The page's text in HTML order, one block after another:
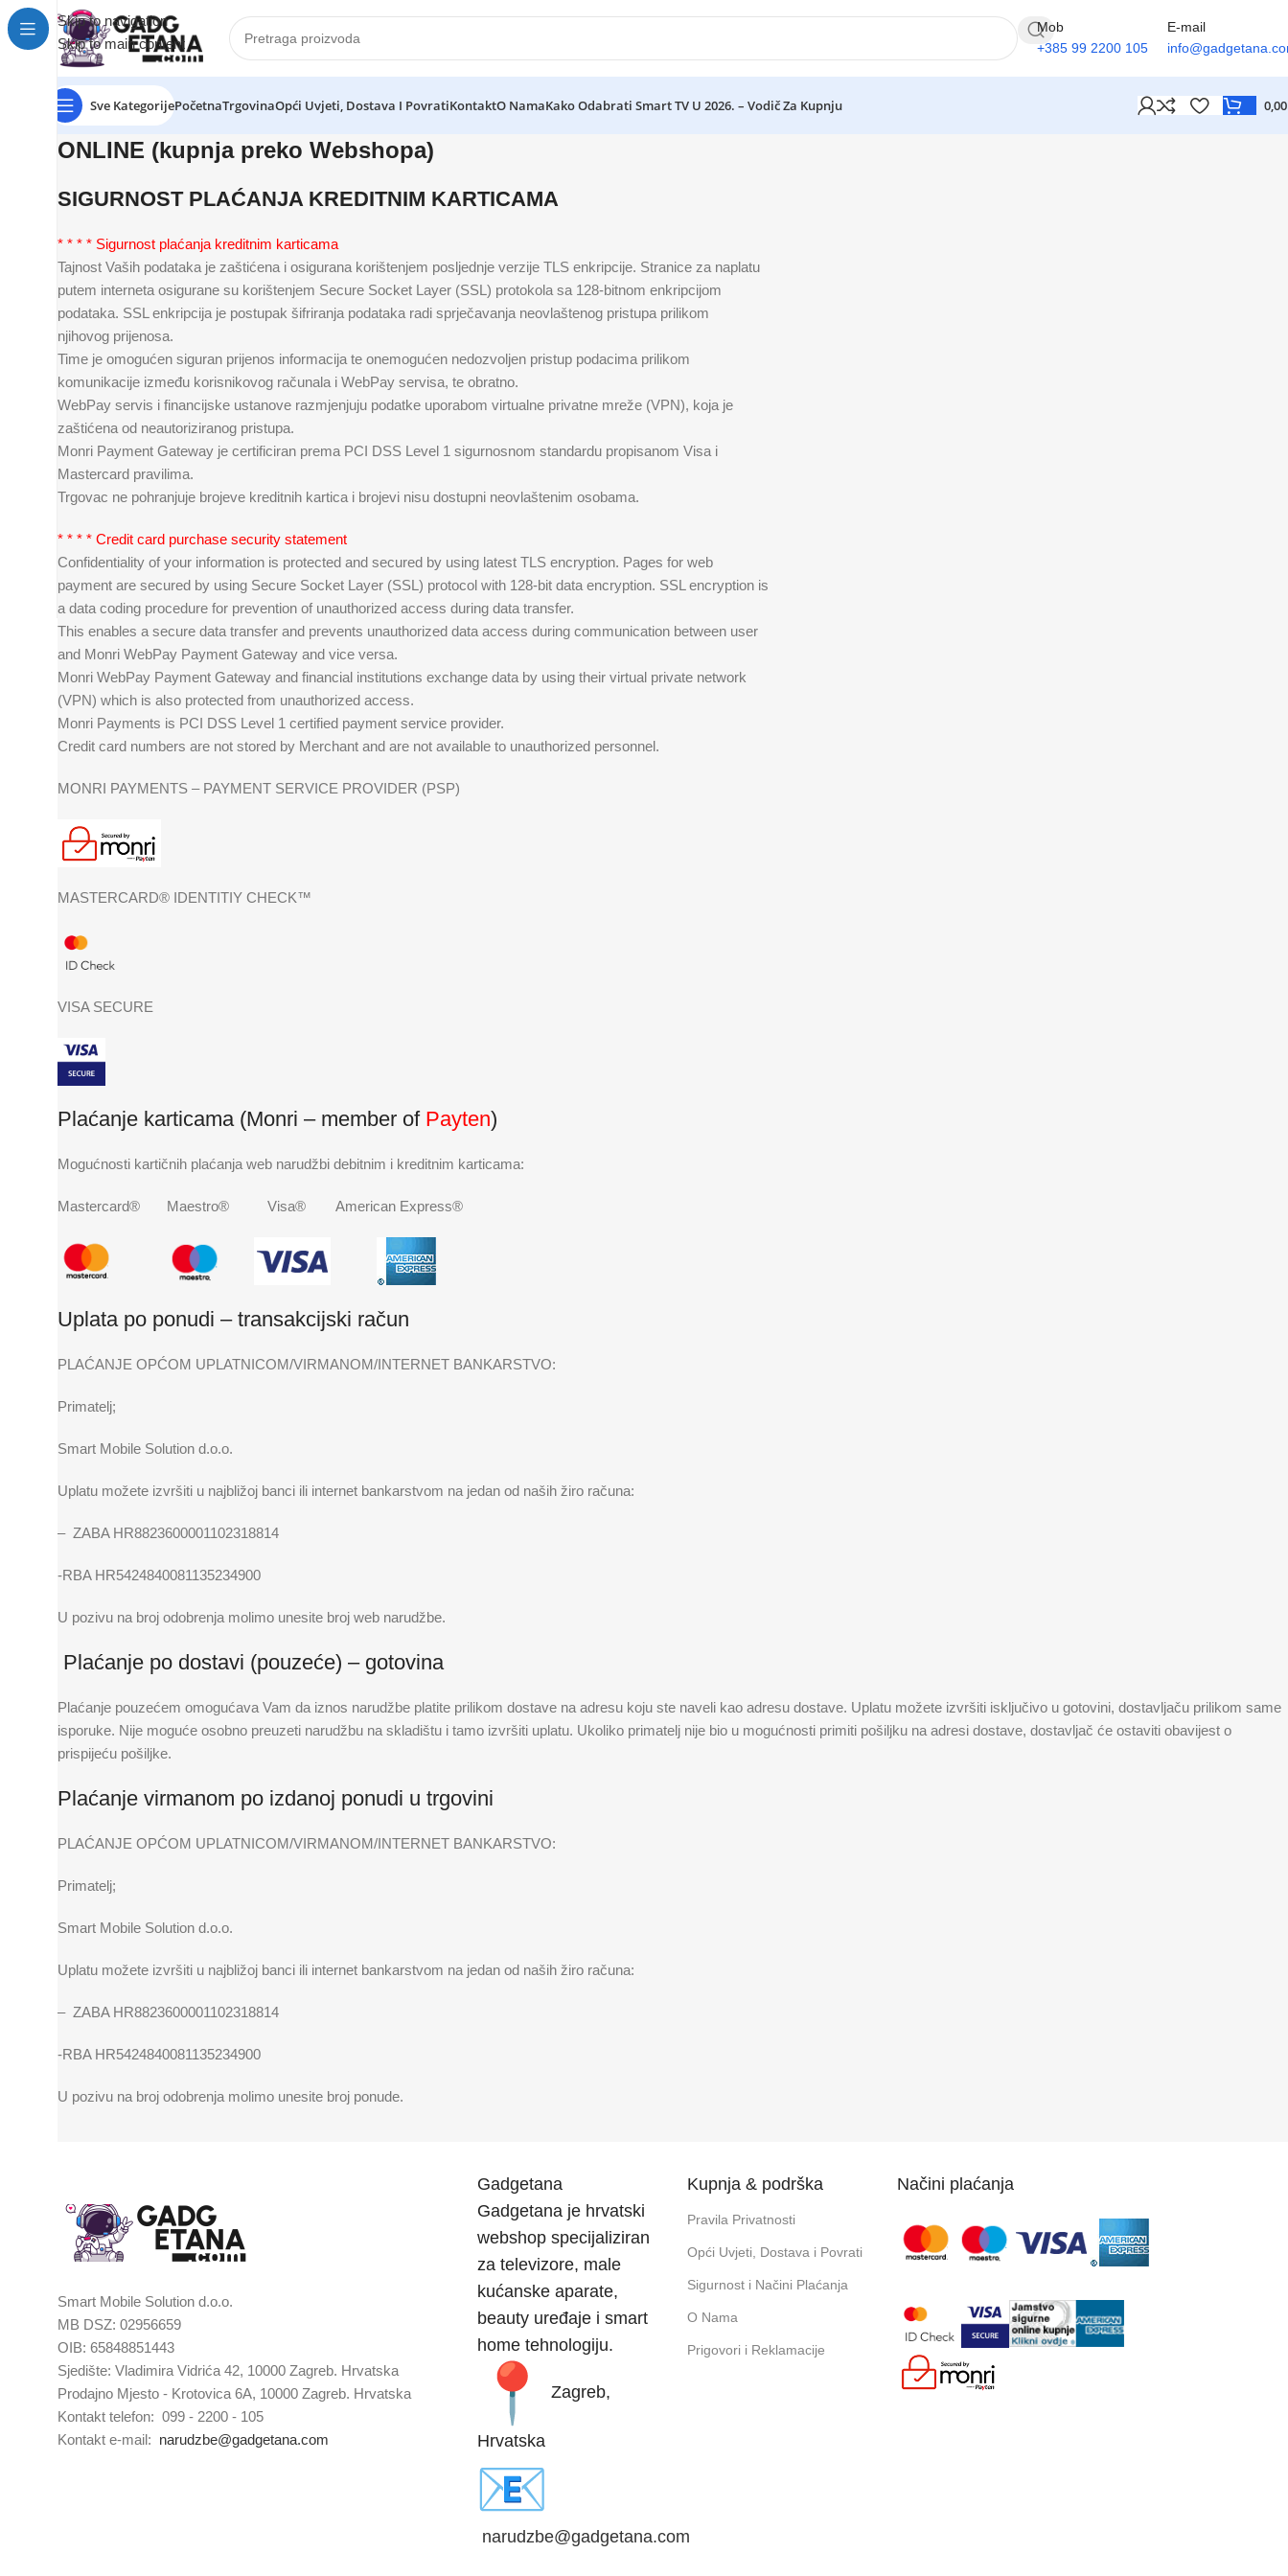
Skip to navigation
Skip to main content
Mob
+385 99 2200 105
E-mail
Sve KategorijePočetnaTrgovinaOpći Uvjeti, Dostava I PovratiKontaktO NamaKako Odabrati Smart TV U 2026. – Vodič Za Kupnju
ONLINE (kupnja preko Webshopa)
SIGURNOST PLAĆANJA KREDITNIM KARTICAMA
* * * * Sigurnost plaćanja kreditnim karticama
Tajnost Vaših podataka je zaštićena i osigurana korištenjem posljednje verzije TLS enkripcije. Stranice za naplatu
putem interneta osigurane su korištenjem Secure Socket Layer (SSL) protokola sa 128-bitnom enkripcijom
podataka. SSL enkripcija je postupak šifriranja podataka radi sprječavanja neovlaštenog pristupa prilikom
njihovog prijenosa.
Time je omogućen siguran prijenos informacija te onemogućen nedozvoljen pristup podacima prilikom
komunikacije između korisnikovog računala i WebPay servisa, te obratno.
WebPay servis i financijske ustanove razmjenjuju podatke uporabom virtualne privatne mreže (VPN), koja je
zaštićena od neautoriziranog pristupa.
Monri Payment Gateway je certificiran prema PCI DSS Level 1 sigurnosnom standardu propisanom Visa i
Mastercard pravilima.
Trgovac ne pohranjuje brojeve kreditnih kartica i brojevi nisu dostupni neovlaštenim osobama.
* * * * Credit card purchase security statement
Confidentiality of your information is protected and secured by using latest TLS encryption. Pages for web
payment are secured by using Secure Socket Layer (SSL) protocol with 128-bit data encryption. SSL encryption is
a data coding procedure for prevention of unauthorized access during data transfer.
This enables a secure data transfer and prevents unauthorized data access during communication between user
and Monri WebPay Payment Gateway and vice versa.
Monri WebPay Payment Gateway and financial institutions exchange data by using their virtual private network
(VPN) which is also protected from unauthorized access.
Monri Payments is PCI DSS Level 1 certified payment service provider.
Credit card numbers are not stored by Merchant and are not available to unauthorized personnel.
MONRI PAYMENTS – PAYMENT SERVICE PROVIDER (PSP)
MASTERCARD® IDENTITIY CHECK™
VISA SECURE
Plaćanje karticama (Monri – member of Payten)
Mogućnosti kartičnih plaćanja web narudžbi debitnim i kreditnim karticama:
Mastercard® Maestro® Visa® American Express®
Uplata po ponudi – transakcijski račun
PLAĆANJE OPĆOM UPLATNICOM/VIRMANOM/INTERNET BANKARSTVO:
Primatelj;
Smart Mobile Solution d.o.o.
Uplatu možete izvršiti u najbližoj banci ili internet bankarstvom na jedan od naših žiro računa:
– ZABA HR8823600001102318814
-RBA HR5424840081135234900
U pozivu na broj odobrenja molimo unesite broj web narudžbe.
Plaćanje po dostavi (pouzeće) – gotovina
Plaćanje pouzećem omogućava Vam da iznos narudžbe platite prilikom dostave na adresu koju ste naveli kao adresu dostave. Uplatu možete izvršiti isključivo u gotovini, dostavljaču prilikom same
isporuke. Nije moguće osobno preuzeti narudžbu na skladištu i tamo izvršiti uplatu. Ukoliko primatelj nije bio u mogućnosti primiti pošiljku na adresi dostave, dostavljač će ostaviti obavijest o
prispijeću pošiljke.
Plaćanje virmanom po izdanoj ponudi u trgovini
PLAĆANJE OPĆOM UPLATNICOM/VIRMANOM/INTERNET BANKARSTVO:
Primatelj;
Smart Mobile Solution d.o.o.
Uplatu možete izvršiti u najbližoj banci ili internet bankarstvom na jedan od naših žiro računa:
– ZABA HR8823600001102318814
-RBA HR5424840081135234900
U pozivu na broj odobrenja molimo unesite broj ponude.
Smart Mobile Solution d.o.o.
MB DSZ: 02956659
OIB: 65848851443
Sjedište: Vladimira Vidrića 42, 10000 Zagreb. Hrvatska
Prodajno Mjesto - Krotovica 6A, 10000 Zagreb. Hrvatska
Kontakt telefon: 099 - 2200 - 105
Kontakt e-mail: narudzbe@gadgetana.com
Gadgetana
Gadgetana je hrvatski
webshop specijaliziran
za televizore, male
kućanske aparate,
beauty uređaje i smart
home tehnologiju.
Zagreb,
Hrvatska
narudzbe@gadgetana.com
Kupnja & podrška
Pravila Privatnosti
Opći Uvjeti, Dostava i Povrati
Sigurnost i Načini Plaćanja
O Nama
Prigovori i Reklamacije
Načini plaćanja